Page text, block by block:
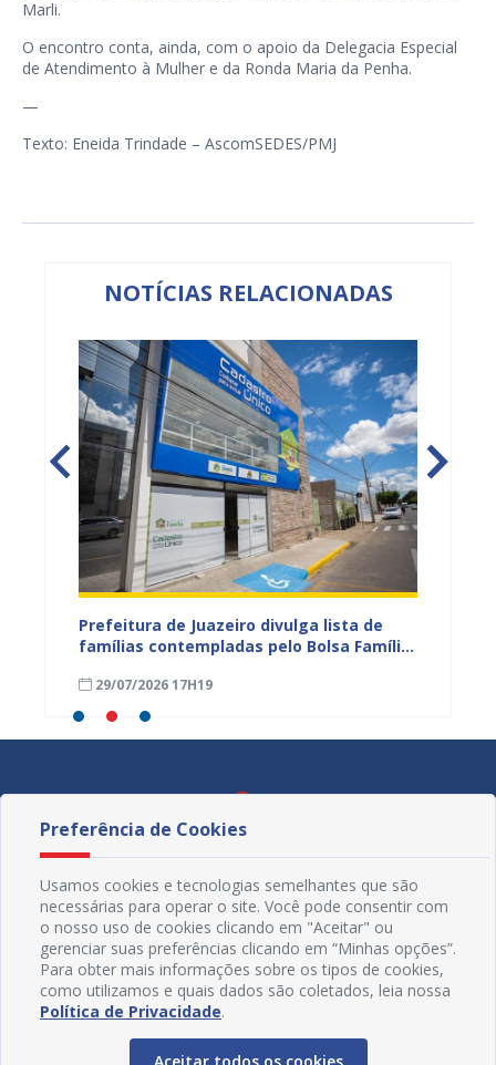
Marli.
O encontro conta, ainda, com o apoio da Delegacia Especial
de Atendimento à Mulher e da Ronda Maria da Penha.
—
Texto: Eneida Trindade – AscomSEDES/PMJ
NOTÍCIAS RELACIONADAS
Prefeitura de Juazeiro divulga lista de
famílias contempladas pelo Bolsa Família
29/07/2026 17H19
Preferência de Cookies
Usamos cookies e tecnologias semelhantes que são
necessárias para operar o site. Você pode consentir com
o nosso uso de cookies clicando em "Aceitar" ou
gerenciar suas preferências clicando em “Minhas opções”.
Para obter mais informações sobre os tipos de cookies,
como utilizamos e quais dados são coletados, leia nossa
Política de Privacidade.